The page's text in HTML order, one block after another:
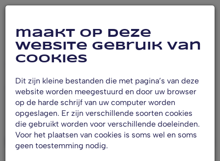
Producten
bekijk ons aanbod
Filteren
maakt op deze
website gebruik van
cookies
Dit zijn kleine bestanden die met pagina’s van deze
website worden meegestuurd en door uw browser
op de harde schrijf van uw computer worden
opgeslagen. Er zijn verschillende soorten cookies
die gebruikt worden voor verschillende doeleinden.
Voor het plaatsen van cookies is soms wel en soms
geen toestemming nodig.